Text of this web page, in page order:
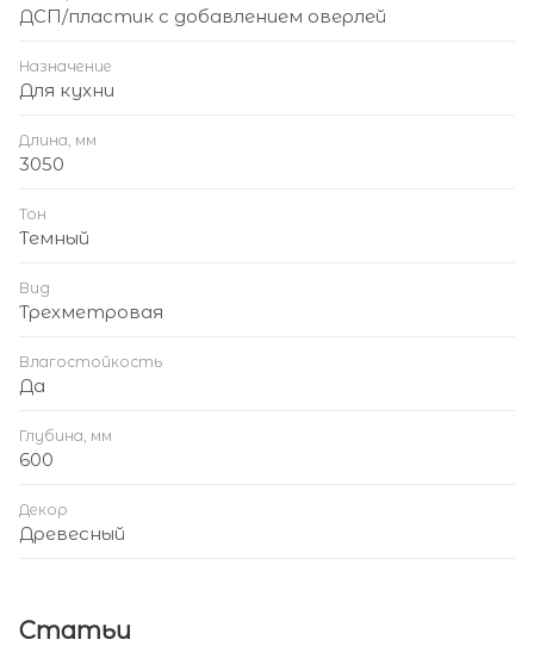
ДСП/пластик с добавлением оверлей
Назначение
Для кухни
Длина, мм
3050
Тон
Темный
Вид
Трехметровая
Влагостойкость
Да
Глубина, мм
600
Декор
Древесный
Статьи